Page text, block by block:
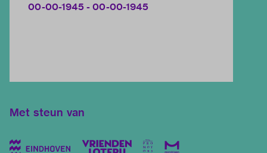
00-00-1945 - 00-00-1945
Met steun van